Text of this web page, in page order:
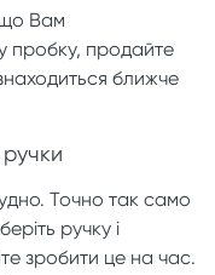
Вам
пробку, продайте
ближче
ручки
Точно так само
ручку і
зробити це на час.